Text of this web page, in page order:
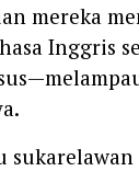
mereka
Inggris
sukarelawan